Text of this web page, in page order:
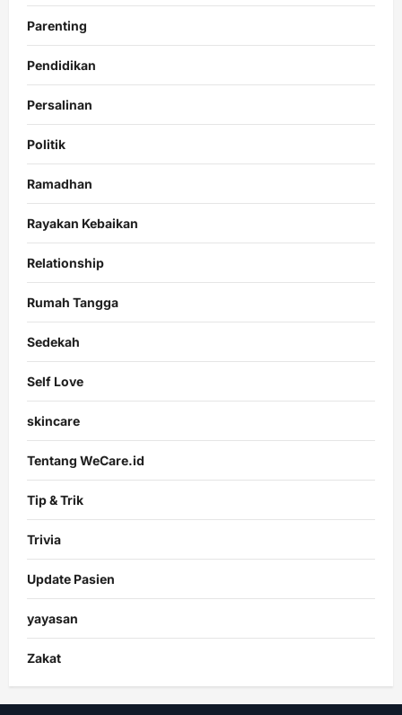
Parenting
Pendidikan
Persalinan
Politik
Ramadhan
Rayakan Kebaikan
Relationship
Rumah Tangga
Sedekah
Self Love
skincare
Tentang WeCare.id
Tip & Trik
Trivia
Update Pasien
yayasan
Zakat